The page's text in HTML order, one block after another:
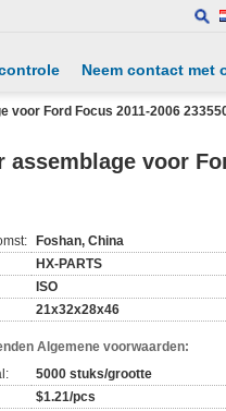
Neem contact met
Ford Focus 2011-2006
voor
Foshan, China
HX-PARTS
ISO
21x32x28x46
Algemene voorwaarden:
5000 stuks/grootte
$1.21/pcs